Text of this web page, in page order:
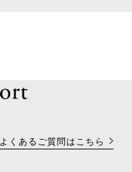
よくあるご質問はこちら